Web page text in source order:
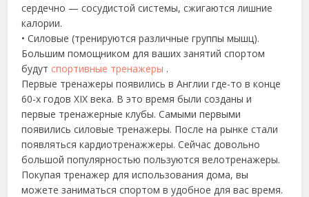
сердечно — сосудистой системы, сжигаются лишние
калории.
• Силовые (тренируются различные группы мышц).
Большим помощником для ваших занятий спортом
будут спортивные тренажеры .
Первые тренажеры появились в Англии где-то в конце
60-х годов ХIХ века. В это время были созданы и
первые тренажерные клубы. Самыми первыми
появились силовые тренажеры. После на рынке стали
появляться кардиотренажжеры. Сейчас довольно
большой популярностью пользуются велотренажеры.
Покупая тренажер для использования дома, вы
можете заниматься спортом в удобное для вас время.